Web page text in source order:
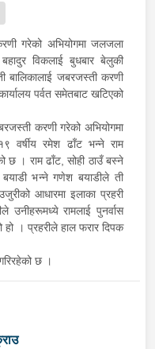
गरेको अभियोगमा जलजला
विकलाई बुधबार बेलुकी
बालिकालाई जबरजस्ती करणी
पर्वत समेतबाट खटिएको
करणी गरेको अभियोगमा
वर्षीय रमेश ढाँट भन्ने राम
छ । राम ढाँट, सोही ठाउँ बस्ने
भन्ने गणेश बयाडीले ती
आधारमा इलाका प्रहरी
उनीहरूमध्ये रामलाई पुनर्वास
। प्रहरीले हाल फरार दिपक
छ ।